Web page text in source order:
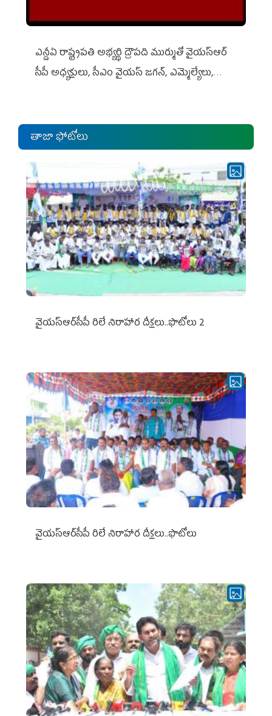
ఎన్డీఏ రాష్ట్ర‌ప‌తి అభ్య‌ర్థి ద్రౌప‌ది ముర్ముతో వైయ‌స్ఆర్
సీపీ అధ్య‌క్షులు, సీఎం వైయ‌స్ జ‌గ‌న్, ఎమ్మెల్యేలు,
తాజా ఫోటోలు
వైయ‌స్ఆర్‌సీపీ రిలే నిరాహార దీక్షలు..ఫొటోలు 2
వైయ‌స్ఆర్‌సీపీ రిలే నిరాహార దీక్షలు..ఫొటోలు